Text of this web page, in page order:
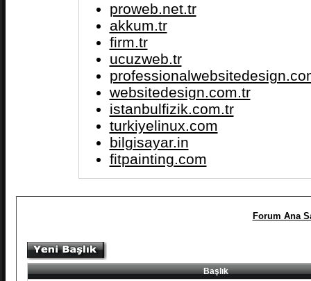
proweb.net.tr
akkum.tr
firm.tr
ucuzweb.tr
websitedesign.com.tr
istanbulfizik.com.tr
turkiyelinux.com
bilgisayar.in
fitpainting.com
Forum Ana
Başlık